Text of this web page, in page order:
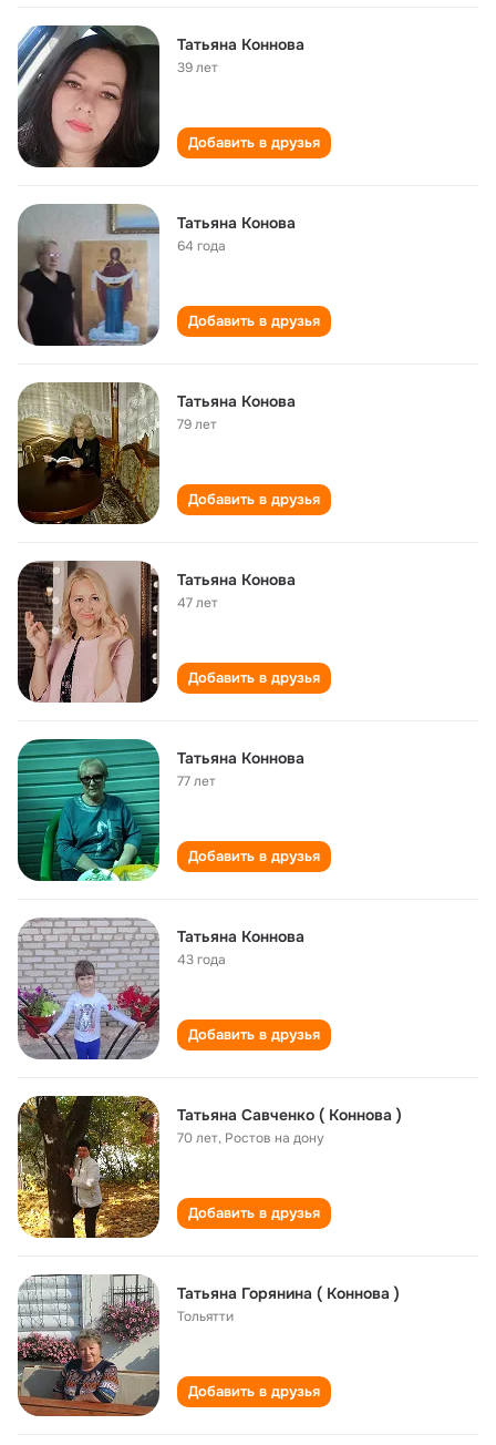
Татьяна Коннова
39 лет
Добавить в друзья
Татьяна Конова
64 года
Добавить в друзья
Татьяна Конова
79 лет
Добавить в друзья
Татьяна Конова
47 лет
Добавить в друзья
Татьяна Коннова
77 лет
Добавить в друзья
Татьяна Коннова
43 года
Добавить в друзья
Татьяна Савченко ( Коннова )
70 лет, Ростов на дону
Добавить в друзья
Татьяна Горянина ( Коннова )
Тольятти
Добавить в друзья